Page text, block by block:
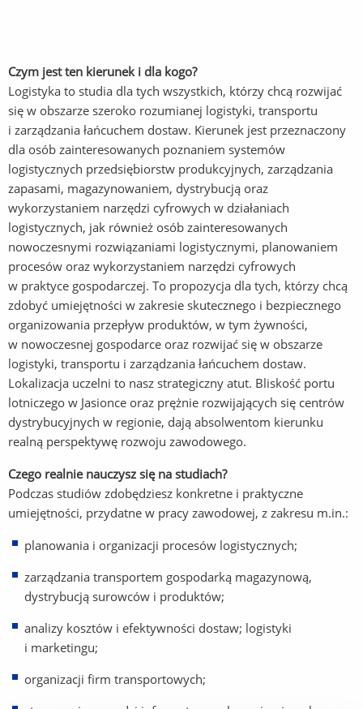
Czym jest ten kierunek i dla kogo?
Logistyka to studia dla tych wszystkich, którzy chcą rozwijać
się w obszarze szeroko rozumianej logistyki, transportu
i zarządzania łańcuchem dostaw. Kierunek jest przeznaczony
dla osób zainteresowanych poznaniem systemów
logistycznych przedsiębiorstw produkcyjnych, zarządzania
zapasami, magazynowaniem, dystrybucją oraz
wykorzystaniem narzędzi cyfrowych w działaniach
logistycznych, jak również osób zainteresowanych
nowoczesnymi rozwiązaniami logistycznymi, planowaniem
procesów oraz wykorzystaniem narzędzi cyfrowych
w praktyce gospodarczej. To propozycja dla tych, którzy chcą
zdobyć umiejętności w zakresie skutecznego i bezpiecznego
organizowania przepływ produktów, w tym żywności,
w nowoczesnej gospodarce oraz rozwijać się w obszarze
logistyki, transportu i zarządzania łańcuchem dostaw.
Lokalizacja uczelni to nasz strategiczny atut. Bliskość portu
lotniczego w Jasionce oraz prężnie rozwijających się centrów
dystrybucyjnych w regionie, dają absolwentom kierunku
realną perspektywę rozwoju zawodowego.
Czego realnie nauczysz się na studiach?
Podczas studiów zdobędziesz konkretne i praktyczne
umiejętności, przydatne w pracy zawodowej, z zakresu m.in.:
planowania i organizacji procesów logistycznych;
zarządzania transportem gospodarką magazynową,
dystrybucją surowców i produktów;
analizy kosztów i efektywności dostaw; logistyki
i marketingu;
organizacji firm transportowych;